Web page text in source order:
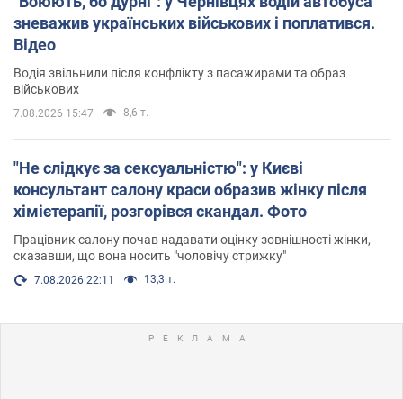
зневажив українських військових і поплатився.
Відео
Водія звільнили після конфлікту з пасажирами та образ
військових
7.08.2026 15:47 8,6 т.
"Не слідкує за сексуальністю": у Києві
консультант салону краси образив жінку після
хімієтерапії, розгорівся скандал. Фото
Працівник салону почав надавати оцінку зовнішності жінки,
сказавши, що вона носить "чоловічу стрижку"
7.08.2026 22:11 13,3 т.